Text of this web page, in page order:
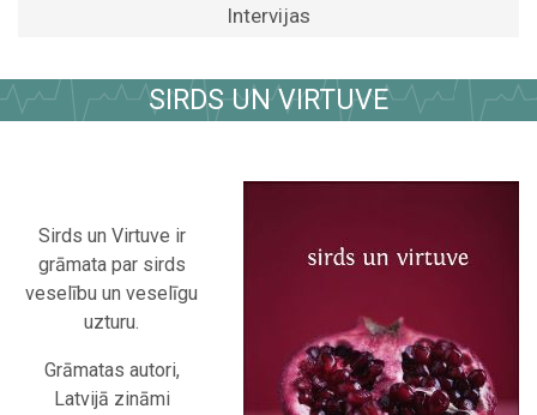
Intervijas
SIRDS UN VIRTUVE
Sirds un Virtuve ir
grāmata par sirds
veselību un veselīgu
uzturu.
Grāmatas autori,
Latvijā zināmi